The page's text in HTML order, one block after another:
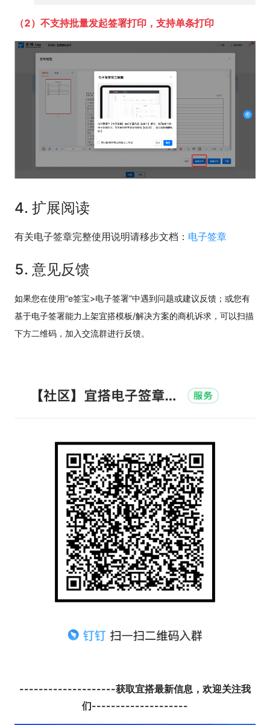
（2）不支持批量发起签署打印，支持单条打印
4. 扩展阅读
有关电子签章完整使用说明请移步文档： 电子签章
5. 意见反馈
如果您在使用“e签宝>电子签署”中遇到问题或建议反馈；或您有
基于电子签署能力上架宜搭模板/解决方案的商机诉求，可以扫描
下方二维码，加入交流群进行反馈。
--------------------获取宜搭最新信息，欢迎关注我
们--------------------